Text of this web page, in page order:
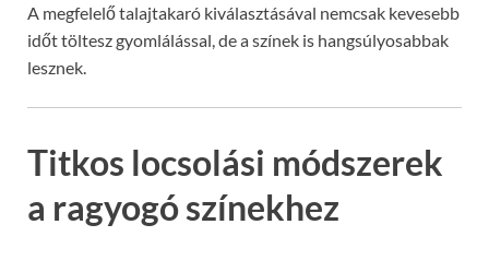
A megfelelő talajtakaró kiválasztásával nemcsak kevesebb
időt töltesz gyomlálással, de a színek is hangsúlyosabbak
lesznek.
Titkos locsolási módszerek
a ragyogó színekhez